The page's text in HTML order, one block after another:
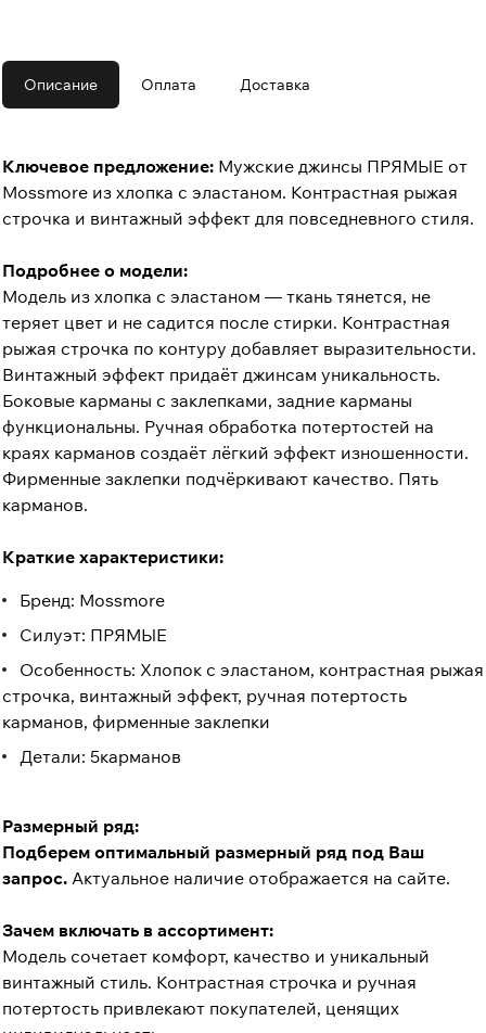
Описание Оплата Доставка
Ключевое предложение: Мужские джинсы ПРЯМЫЕ от
Mossmore из хлопка с эластаном. Контрастная рыжая
строчка и винтажный эффект для повседневного стиля.
Подробнее о модели:
Модель из хлопка с эластаном — ткань тянется, не
теряет цвет и не садится после стирки. Контрастная
рыжая строчка по контуру добавляет выразительности.
Винтажный эффект придаёт джинсам уникальность.
Боковые карманы с заклепками, задние карманы
функциональны. Ручная обработка потертостей на
краях карманов создаёт лёгкий эффект изношенности.
Фирменные заклепки подчёркивают качество. Пять
карманов.
Краткие характеристики:
Бренд: Mossmore
Силуэт: ПРЯМЫЕ
Особенность: Хлопок с эластаном, контрастная рыжая
строчка, винтажный эффект, ручная потертость
карманов, фирменные заклепки
Детали: 5карманов
Размерный ряд:
Подберем оптимальный размерный ряд под Ваш
запрос. Актуальное наличие отображается на сайте.
Зачем включать в ассортимент:
Модель сочетает комфорт, качество и уникальный
винтажный стиль. Контрастная строчка и ручная
потертость привлекают покупателей, ценящих